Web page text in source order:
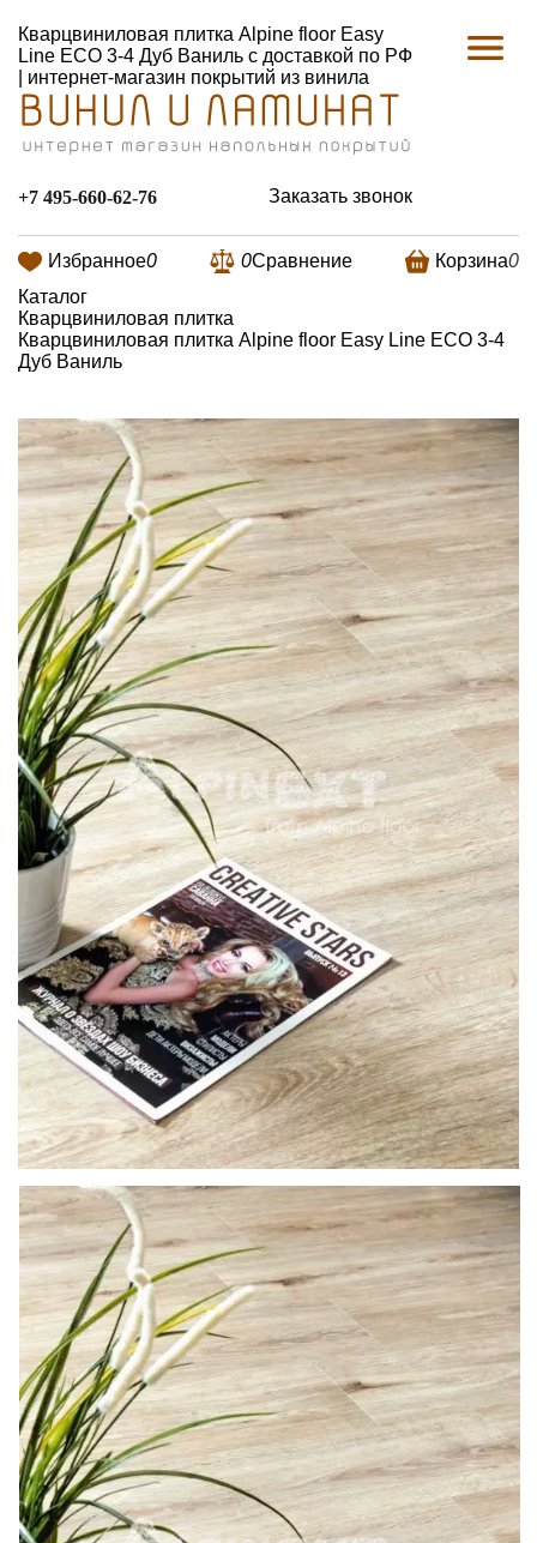
Кварцвиниловая плитка Alpine floor Easy
Line ЕСО 3-4 Дуб Ваниль с доставкой по РФ
| интернет-магазин покрытий из винила
+7 495-660-62-76 Заказать звонок
Избранное0 0Сравнение Корзина0
Каталог
Кварцвиниловая плитка
Кварцвиниловая плитка Alpine floor Easy Line ЕСО 3-4
Дуб Ваниль